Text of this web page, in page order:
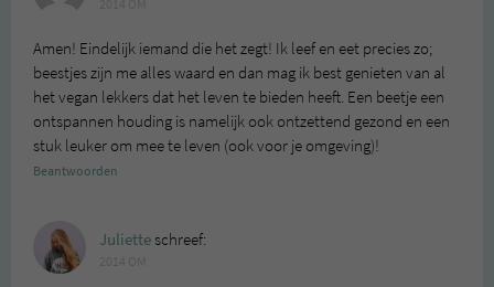
Amen! Eindelijk iemand die het zegt! Ik leef en eet precies zo;
beestjes zijn me alles waard en dan mag ik best genieten van al
het vegan lekkers dat het leven te bieden heeft. Een beetje een
ontspannen houding is namelijk ook ontzettend gezond en een
stuk leuker om mee te leven (ook voor je omgeving)!
Beantwoorden
Julietteschreef: